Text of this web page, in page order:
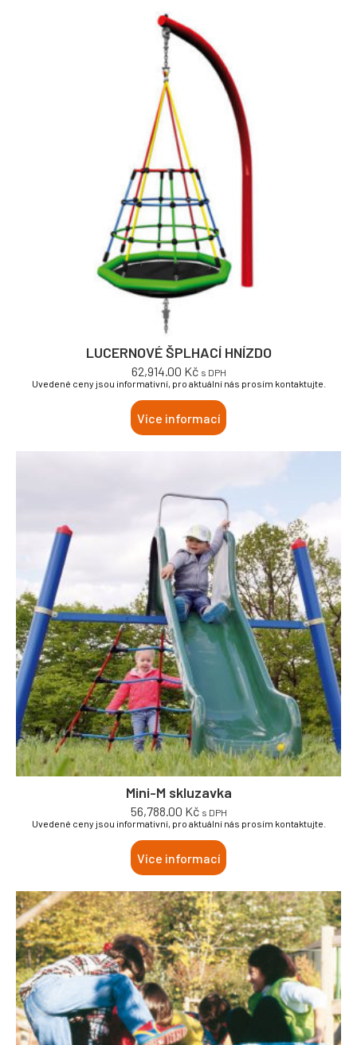
LUCERNOVÉ ŠPLHACÍ HNÍZDO
62,914.00 Kč s DPH
Uvedené ceny jsou informativní, pro aktuální nás prosím kontaktujte.
Více informací
Mini-M skluzavka
56,788.00 Kč s DPH
Uvedené ceny jsou informativní, pro aktuální nás prosím kontaktujte.
Více informací